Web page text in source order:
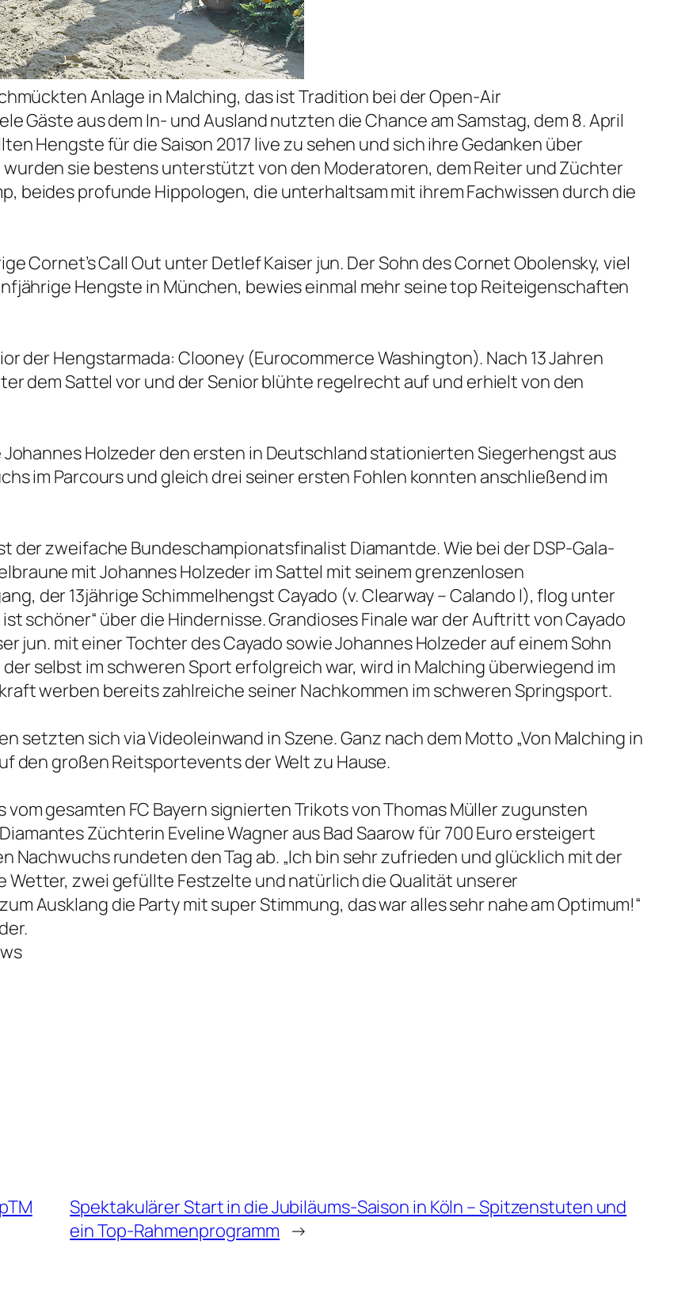
Anlage in Malching, das ist Tradition bei der Open-Air
Gäste aus dem In- und Ausland nutzten die Chance am Samstag, dem 8. April
Hengste für die Saison 2017 live zu sehen und sich ihre Gedanken über
sie bestens unterstützt von den Moderatoren, dem Reiter und Züchter
beides profunde Hippologen, die unterhaltsam mit ihrem Fachwissen durch die
Cornet’s Call Out unter Detlef Kaiser jun. Der Sohn des Cornet Obolensky, viel
Hengste in München, bewies einmal mehr seine top Reiteigenschaften
der Hengstarmada: Clooney (Eurocommerce Washington). Nach 13 Jahren
dem Sattel vor und der Senior blühte regelrecht auf und erhielt von den
Holzeder den ersten in Deutschland stationierten Siegerhengst aus
im Parcours und gleich drei seiner ersten Fohlen konnten anschließend im
der zweifache Bundeschampionatsfinalist Diamantde. Wie bei der DSP-Gala-
mit Johannes Holzeder im Sattel mit seinem grenzenlosen
der 13jährige Schimmelhengst Cayado (v. Clearway – Calando I), flog unter
schöner“ über die Hindernisse. Grandioses Finale war der Auftritt von Cayado
jun. mit einer Tochter des Cayado sowie Johannes Holzeder auf einem Sohn
selbst im schweren Sport erfolgreich war, wird in Malching überwiegend im
werben bereits zahlreiche seiner Nachkommen im schweren Springsport.
setzten sich via Videoleinwand in Szene. Ganz nach dem Motto „Von Malching in
den großen Reitsportevents der Welt zu Hause.
gesamten FC Bayern signierten Trikots von Thomas Müller zugunsten
Züchterin Eveline Wagner aus Bad Saarow für 700 Euro ersteigert
Nachwuchs rundeten den Tag ab. „Ich bin sehr zufrieden und glücklich mit der
Wetter, zwei gefüllte Festzelte und natürlich die Qualität unserer
Ausklang die Party mit super Stimmung, das war alles sehr nahe am Optimum!“
Spektakulärer Start in die Jubiläums-Saison in Köln – Spitzenstuten und
ein Top-Rahmenprogramm →